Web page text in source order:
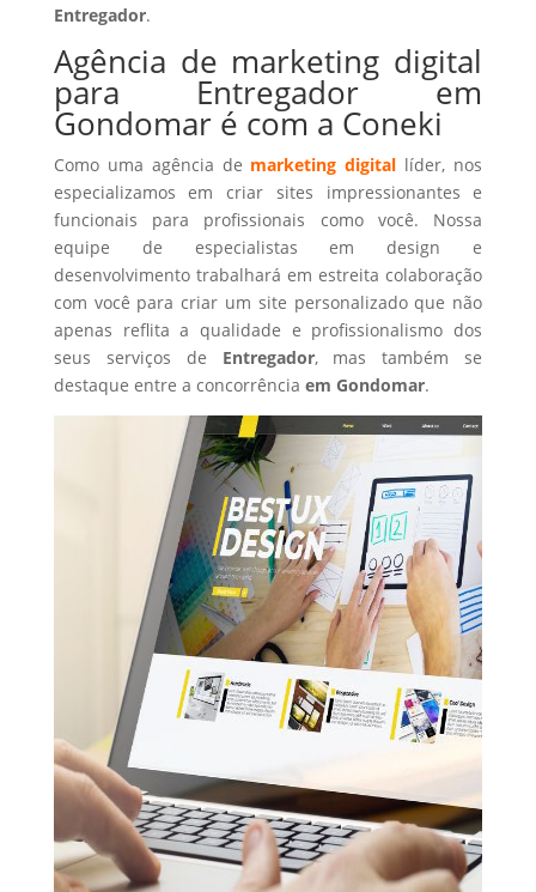
Entregador.
Agência de marketing digital
para Entregador em
Gondomar é com a Coneki
Como uma agência de marketing digital líder, nos
especializamos em criar sites impressionantes e
funcionais para profissionais como você. Nossa
equipe de especialistas em design e
desenvolvimento trabalhará em estreita colaboração
com você para criar um site personalizado que não
apenas reflita a qualidade e profissionalismo dos
seus serviços de Entregador, mas também se
destaque entre a concorrência em Gondomar.